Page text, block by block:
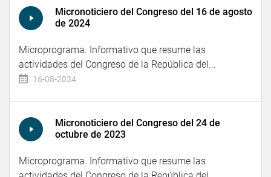
Micronoticiero del Congreso del 16 de agosto
de 2024
Microprograma. Informativo que resume las
actividades del Congreso de la República del...
16-08-2024
Micronoticiero del Congreso del 24 de
octubre de 2023
Microprograma. Informativo que resume las